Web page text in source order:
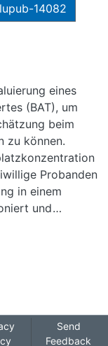
14082
eines
(BAT), um
beim
zu können.
Probanden
in einem
und
körperlichen
nach vier
24 Stunden
(HEAA)
hat sich
Send
Feedback